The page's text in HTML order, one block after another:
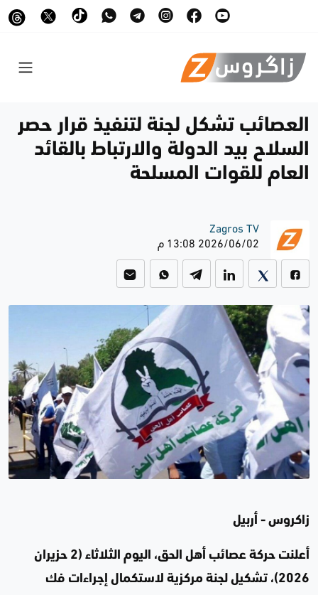
العصائب تشكل لجنة لتنفيذ قرار حصر
السلاح بيد الدولة والارتباط بالقائد
العام للقوات المسلحة
Zagros TV
2026/06/02 13:08 م
زاكروس - أربيل
أعلنت حركة عصائب أهل الحق، اليوم الثلاثاء (2 حزيران
2026)، تشكيل لجنة مركزية لاستكمال إجراءات فك